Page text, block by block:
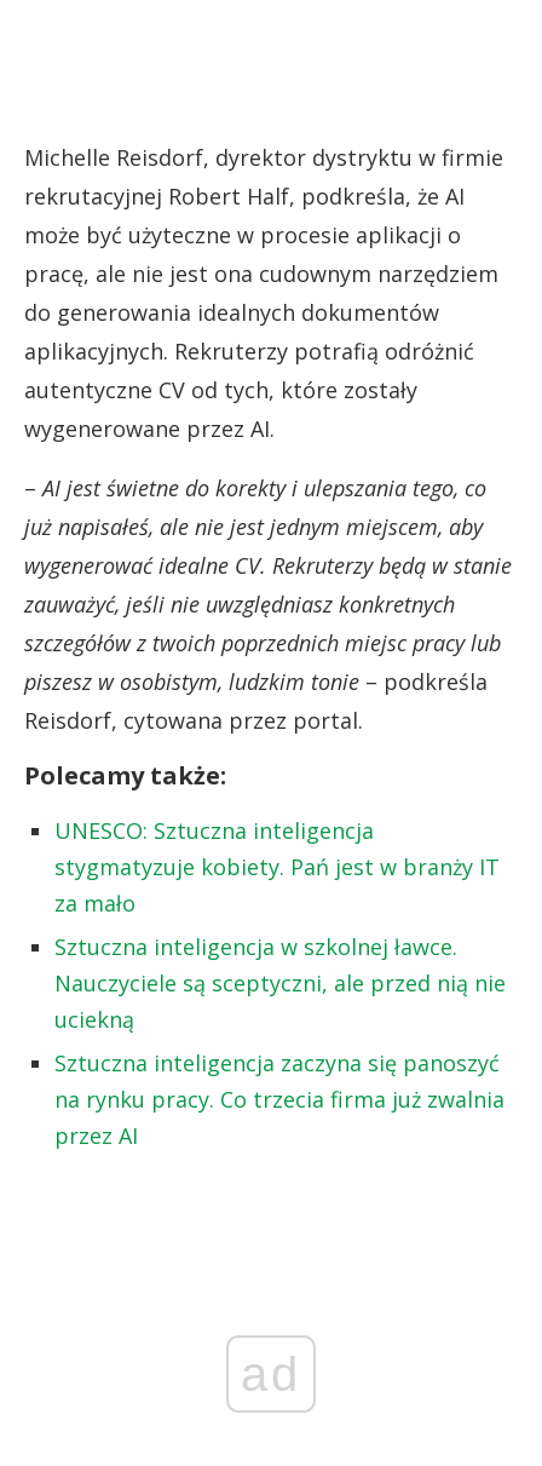
Michelle Reisdorf, dyrektor dystryktu w firmie
rekrutacyjnej Robert Half, podkreśla, że AI
może być użyteczne w procesie aplikacji o
pracę, ale nie jest ona cudownym narzędziem
do generowania idealnych dokumentów
aplikacyjnych. Rekruterzy potrafią odróżnić
autentyczne CV od tych, które zostały
wygenerowane przez AI.
–AI jest świetne do korekty i ulepszania tego, co
już napisałeś, ale nie jest jednym miejscem, aby
wygenerować idealne CV. Rekruterzy będą w stanie
zauważyć, jeśli nie uwzględniasz konkretnych
szczegółów z twoich poprzednich miejsc pracy lub
piszesz w osobistym, ludzkim tonie – podkreśla
Reisdorf, cytowana przez portal.
Polecamy także:
UNESCO: Sztuczna inteligencja
stygmatyzuje kobiety. Pań jest w branży IT
za mało
Sztuczna inteligencja w szkolnej ławce.
Nauczyciele są sceptyczni, ale przed nią nie
uciekną
Sztuczna inteligencja zaczyna się panoszyć
na rynku pracy. Co trzecia firma już zwalnia
przez AI
ad